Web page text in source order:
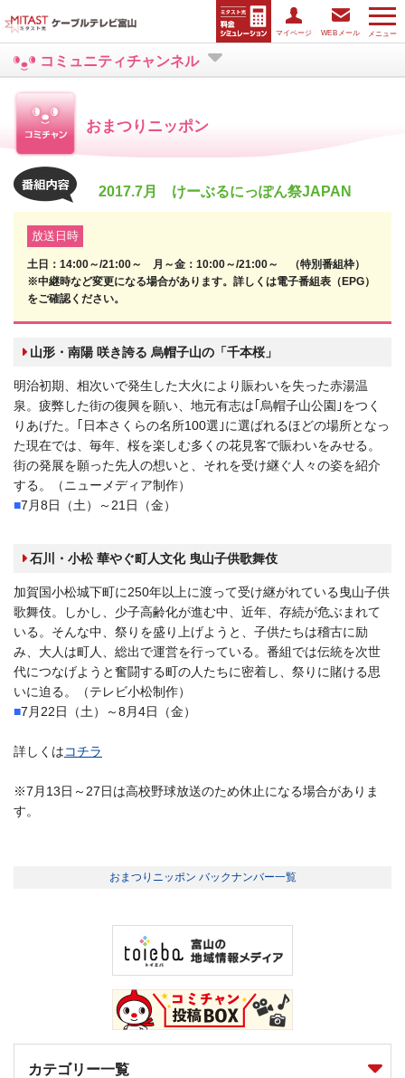
メニュー
マイページ WEBメール
コミュニティチャンネル
おまつりニッポン
2017.7月 けーぶるにっぽん祭JAPAN
放送日時
土日：14:00～/21:00～ 月～金：10:00～/21:00～ （特別番組枠）
※中継時など変更になる場合があります。詳しくは電子番組表（EPG）
をご確認ください。
山形・南陽 咲き誇る 烏帽子山の「千本桜」
明治初期、相次いで発生した大火により賑わいを失った赤湯温
泉。疲弊した街の復興を願い、地元有志は｢烏帽子山公園｣をつく
りあげた。｢日本さくらの名所100選｣に選ばれるほどの場所となっ
た現在では、毎年、桜を楽しむ多くの花見客で賑わいをみせる。
街の発展を願った先人の想いと、それを受け継ぐ人々の姿を紹介
する。（ニューメディア制作）
■7月8日（土）～21日（金）
石川・小松 華やぐ町人文化 曳山子供歌舞伎
加賀国小松城下町に250年以上に渡って受け継がれている曳山子供
歌舞伎。しかし、少子高齢化が進む中、近年、存続が危ぶまれて
いる。そんな中、祭りを盛り上げようと、子供たちは稽古に励
み、大人は町人、総出で運営を行っている。番組では伝統を次世
代につなげようと奮闘する町の人たちに密着し、祭りに賭ける思
いに迫る。（テレビ小松制作）
■7月22日（土）～8月4日（金）
詳しくはコチラ
※7月13日～27日は高校野球放送のため休止になる場合がありま
す。
おまつりニッポン バックナンバー一覧
カテゴリー一覧